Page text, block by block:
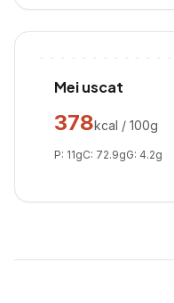
Mei uscat
378kcal / 100g
P: 11gC: 72.9gG: 4.2g